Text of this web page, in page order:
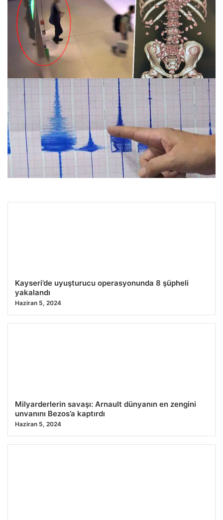
İstanbul Havalimanı’nda yürümekte güçlük çeken
yolcunun midesinden 26 kapsül çıktı
27.07.2026 09:49
Kayseri’de uyuşturucu operasyonunda 8 şüpheli
yakalandı
Haziran 5, 2024
Milyarderlerin savaşı: Arnault dünyanın en zengini
unvanını Bezos’a kaptırdı
Haziran 5, 2024